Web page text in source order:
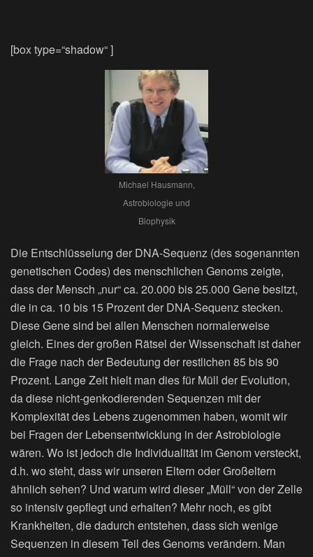
[box type=“shadow“ ]
Michael Hausmann,
Astrobiologie und
Biophysik
Die Entschlüsselung der DNA-Sequenz (des sogenannten
genetischen Codes) des menschlichen Genoms zeigte,
dass der Mensch „nur“ ca. 20.000 bis 25.000 Gene besitzt,
die in ca. 10 bis 15 Prozent der DNA-Sequenz stecken.
Diese Gene sind bei allen Menschen normalerweise
gleich. Eines der großen Rätsel der Wissenschaft ist daher
die Frage nach der Bedeutung der restlichen 85 bis 90
Prozent. Lange Zeit hielt man dies für Müll der Evolution,
da diese nicht-genkodierenden Sequenzen mit der
Komplexität des Lebens zugenommen haben, womit wir
bei Fragen der Lebensentwicklung in der Astrobiologie
wären. Wo ist jedoch die Individualität im Genom versteckt,
d.h. wo steht, dass wir unseren Eltern oder Großeltern
ähnlich sehen? Und warum wird dieser „Müll“ von der Zelle
so intensiv gepflegt und erhalten? Mehr noch, es gibt
Krankheiten, die dadurch entstehen, dass sich wenige
Sequenzen in diesem Teil des Genoms verändern. Man